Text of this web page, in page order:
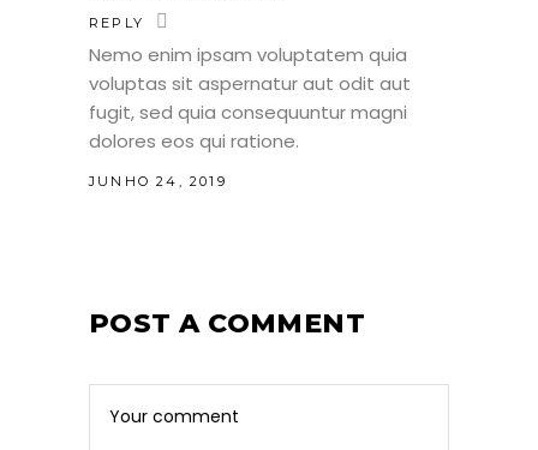
REPLY
Nemo enim ipsam voluptatem quia
voluptas sit aspernatur aut odit aut
fugit, sed quia consequuntur magni
dolores eos qui ratione.
JUNHO 24, 2019
POST A COMMENT